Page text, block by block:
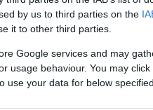
by us to third parties on the
it to other third parties.
Google services and may
usage behaviour. You may
use your data for below
ΠΚ) κατά
μεταξύ 3-3-
την άσκηση
με